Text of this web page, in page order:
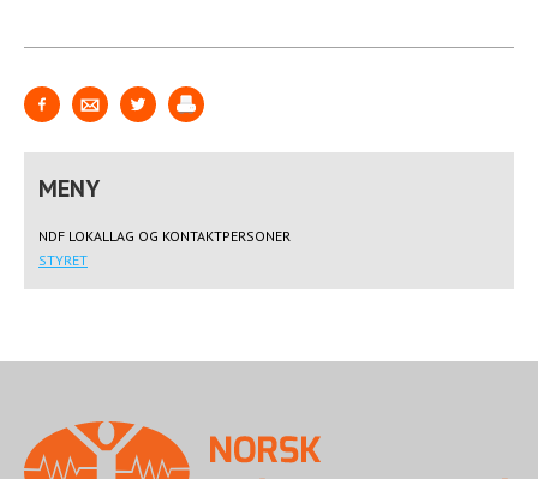
NDF LOKALLAG OG KONTAKTPERSONER
STYRET